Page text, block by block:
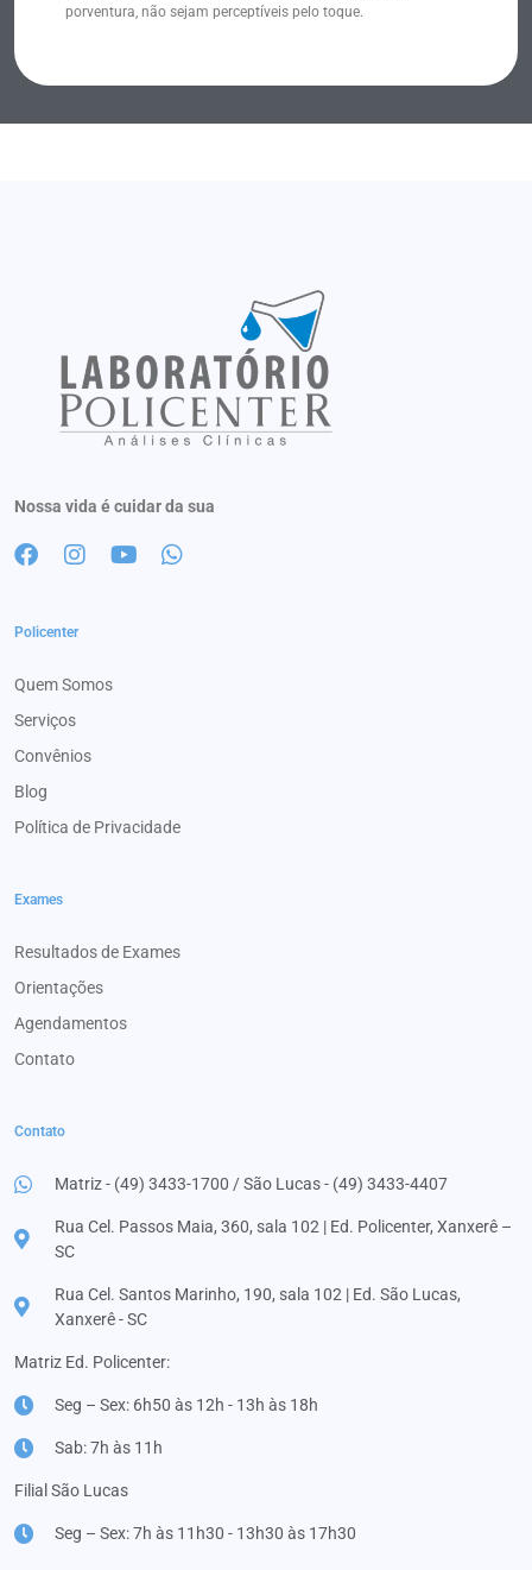
porventura, não sejam perceptíveis pelo toque.
Nossa vida é cuidar da sua
Policenter
Quem Somos
Serviços
Convênios
Blog
Política de Privacidade
Exames
Resultados de Exames
Orientações
Agendamentos
Contato
Contato
Matriz - (49) 3433-1700 / São Lucas - (49) 3433-4407
Rua Cel. Passos Maia, 360, sala 102 | Ed. Policenter, Xanxerê –
SC
Rua Cel. Santos Marinho, 190, sala 102 | Ed. São Lucas,
Xanxerê - SC
Matriz Ed. Policenter:
Seg – Sex: 6h50 às 12h - 13h às 18h
Sab: 7h às 11h
Filial São Lucas
Seg – Sex: 7h às 11h30 - 13h30 às 17h30